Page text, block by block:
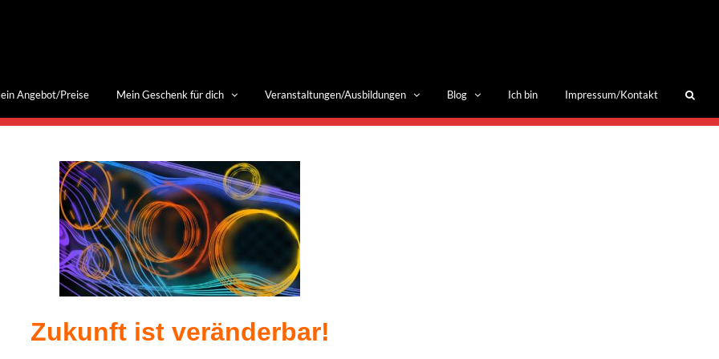
Angebot/Preise Mein Geschenk für dich Veranstaltungen/Ausbildungen Blog Ich bin Impressum/Kontakt
Zukunft ist veränderbar!